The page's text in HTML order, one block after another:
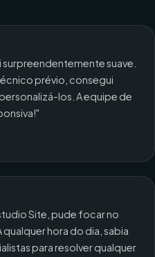
suave.
prévio, consegui
los. A equipe de
Site, pude focar no
hora do dia, sabia
para resolver qualquer